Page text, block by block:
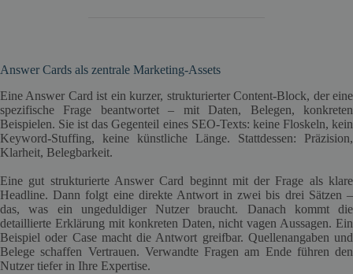
Answer Cards als zentrale Marketing-Assets
Eine Answer Card ist ein kurzer, strukturierter Content-Block, der eine
spezifische Frage beantwortet – mit Daten, Belegen, konkreten
Beispielen. Sie ist das Gegenteil eines SEO-Texts: keine Floskeln, kein
Keyword-Stuffing, keine künstliche Länge. Stattdessen: Präzision,
Klarheit, Belegbarkeit.
Eine gut strukturierte Answer Card beginnt mit der Frage als klare
Headline. Dann folgt eine direkte Antwort in zwei bis drei Sätzen –
das, was ein ungeduldiger Nutzer braucht. Danach kommt die
detaillierte Erklärung mit konkreten Daten, nicht vagen Aussagen. Ein
Beispiel oder Case macht die Antwort greifbar. Quellenangaben und
Belege schaffen Vertrauen. Verwandte Fragen am Ende führen den
Nutzer tiefer in Ihre Expertise.